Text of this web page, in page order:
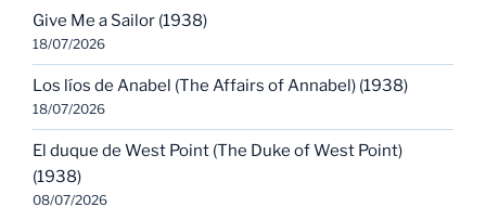
Give Me a Sailor (1938)
18/07/2026
Los líos de Anabel (The Affairs of Annabel) (1938)
18/07/2026
El duque de West Point (The Duke of West Point)
(1938)
08/07/2026